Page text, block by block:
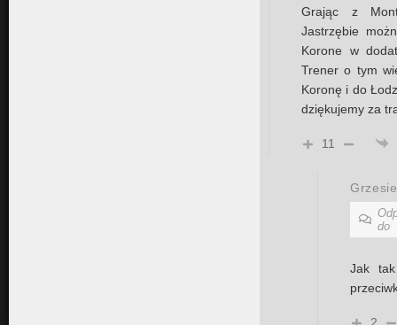
Grając z
Jastrzębie
Korone w
Trener o tym
Koronę i do
dziękujemy za
11
do
Jak